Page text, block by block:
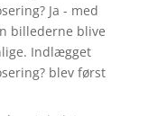
Ja - med
billederne blive
Indlægget
blev først